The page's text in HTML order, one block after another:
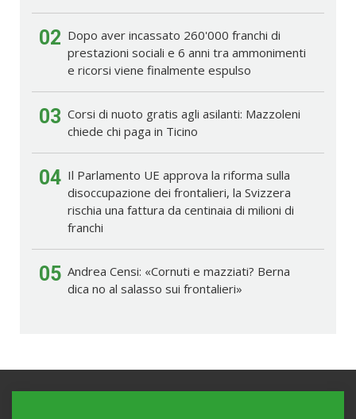
02 Dopo aver incassato 260'000 franchi di
prestazioni sociali e 6 anni tra ammonimenti
e ricorsi viene finalmente espulso
03 Corsi di nuoto gratis agli asilanti: Mazzoleni
chiede chi paga in Ticino
04 Il Parlamento UE approva la riforma sulla
disoccupazione dei frontalieri, la Svizzera
rischia una fattura da centinaia di milioni di
franchi
05 Andrea Censi: «Cornuti e mazziati? Berna
dica no al salasso sui frontalieri»